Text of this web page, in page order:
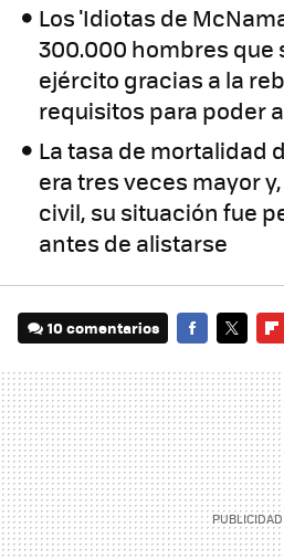
Los 'Idiotas de
300.000 hombres que
ejército gracias a la
requisitos para poder
La tasa de mortalidad
era tres veces mayor
civil, su situación fue
antes de alistarse
10 comentarios